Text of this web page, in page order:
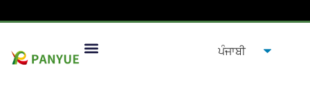
ਘਰ/ਉਤਪਾਦ / ਟੈਗ ਕੀਤੇ ਉਤਪਾਦ "ਢੱਕਣ ਦੇ ਨਾਲ ਕੱਚ ਦਾ ਜਾਰ”